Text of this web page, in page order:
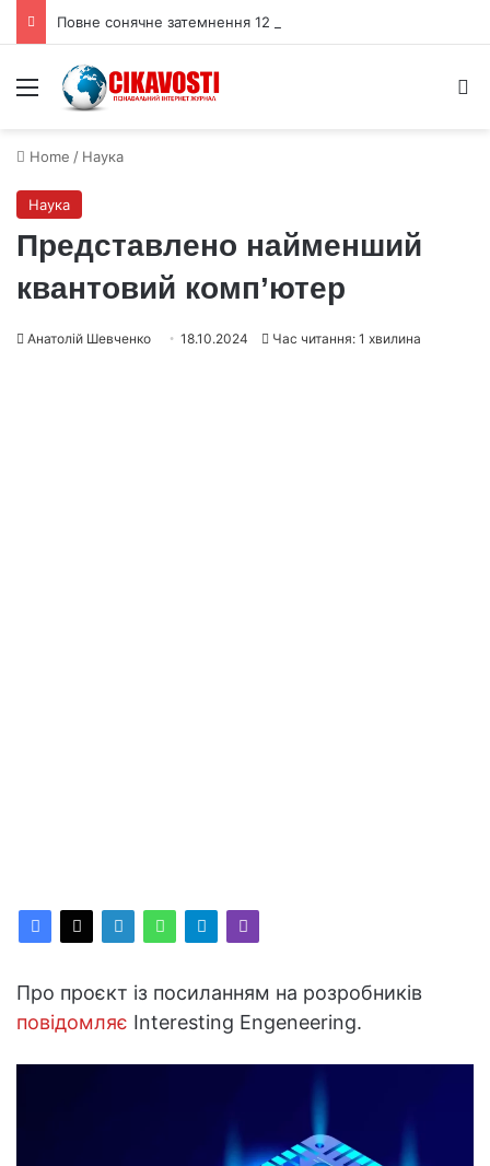
Menu
Home / Наука
Наука
Представлено найменший
квантовий комп’ютер
Анатолій Шевченко 18.10.2024 Час читання: 1 хвилина
Про проєкт із посиланням на розробників
повідомляє Interesting Engeneering.